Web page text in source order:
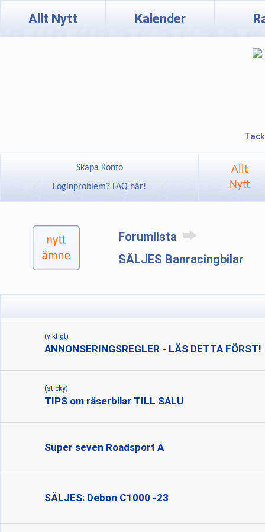
Allt Nytt Kalender
Skapa Konto
Loginproblem? FAQ här!
Allt
Nytt
Forumlista
SÄLJES Banracingbilar
(viktigt)
ANNONSERINGSREGLER - LÄS DETTA FÖRST!
(sticky)
TIPS om räserbilar TILL SALU
Super seven Roadsport A
SÄLJES: Debon C1000 -23